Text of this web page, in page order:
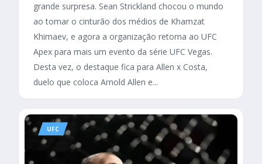
grande surpresa. Sean Strickland chocou o mundo
ao tomar o cinturão dos médios de Khamzat
Khimaev, e agora a organização retorna ao UFC
Apex para mais um evento da série UFC Vegas.
Desta vez, o destaque fica para Allen x Costa,
duelo que coloca Arnold Allen e...
UFC